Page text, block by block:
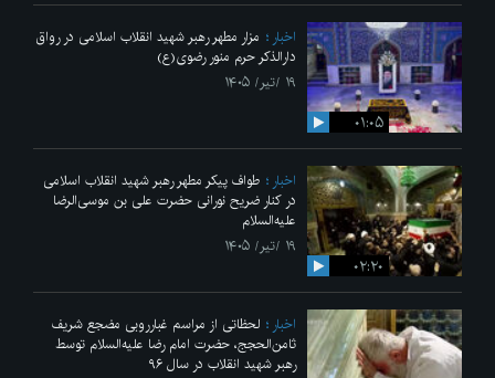
۰۱:۰۵
اخبار
مزار مطهر رهبر شهید انقلاب اسلامی در رواق
دارالذکر حرم منور رضوی(ع)
۱۹ /تیر/ ۱۴۰۵
۰۲:۲۰
اخبار
طواف پیکر مطهر رهبر شهید انقلاب اسلامی
در کنار ضریح نورانی حضرت علی‌ بن موسی‌الرضا
علیه‌السلام
۱۹ /تیر/ ۱۴۰۵
اخبار
لحظاتی از مراسم غبارروبی مضجع شریف
ثامن‌الحجج، حضرت امام رضا علیه‌السلام توسط
رهبر شهید انقلاب در سال ۹۶